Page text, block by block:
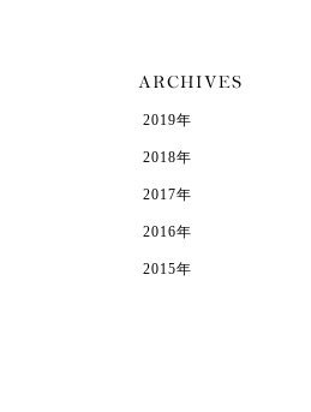
2019年
2018年
2017年
2016年
2015年